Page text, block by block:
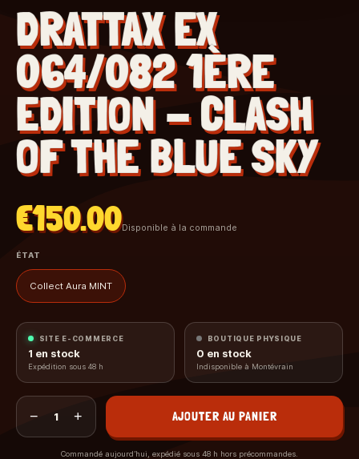
DRATTAX EX
064/082 1ÈRE
EDITION - CLASH
OF THE BLUE SKY
€150.00Disponible à la commande
ÉTAT
Collect Aura MINT
SITE E-COMMERCE
1 en stock
Expédition sous 48 h
BOUTIQUE PHYSIQUE
0 en stock
Indisponible à Montévrain
− 1 + AJOUTER AU PANIER
Commandé aujourd’hui, expédié sous 48 h hors précommandes.